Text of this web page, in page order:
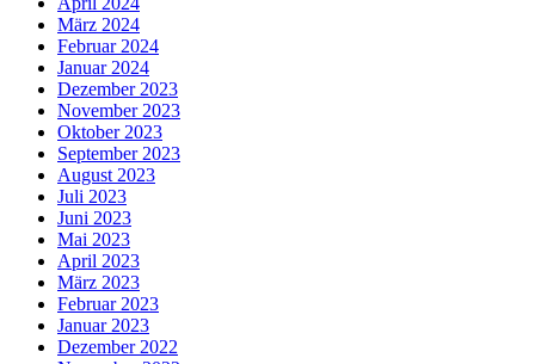
März 2024
Februar 2024
Januar 2024
Dezember 2023
November 2023
Oktober 2023
September 2023
August 2023
Juli 2023
Juni 2023
Mai 2023
April 2023
März 2023
Februar 2023
Januar 2023
Dezember 2022